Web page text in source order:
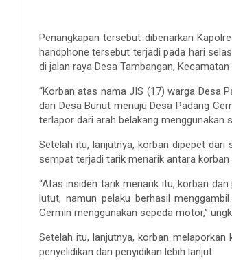
Penangkapan tersebut dibenarkan
handphone tersebut terjadi pada hari
di jalan raya Desa Tambangan,
“Korban atas nama JIS (17) warga Desa
dari Desa Bunut menuju Desa Padang
terlapor dari arah belakang menggunakan
Setelah itu, lanjutnya, korban dipepet dari
sempat terjadi tarik menarik antara korban
“Atas insiden tarik menarik itu, korban
lutut, namun pelaku berhasil
Cermin menggunakan sepeda motor,”
Setelah itu, lanjutnya, korban
penyelidikan dan penyidikan lebih lanjut.